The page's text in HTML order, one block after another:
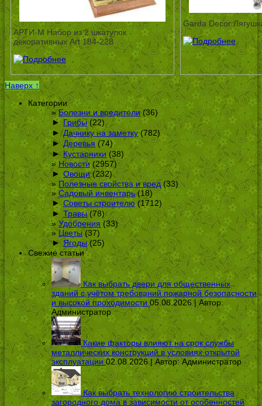
АРТИ-М Набор из 2 шкатулок
декоративных Art 184-228
Garda Decor
Наверх ↑
Категории
Болезни и вредители(36)
► Грибы(22)
► Дачнику на заметку(782)
► Деревья (74)
► Кустарники (38)
Новости(2957)
► Овощи(232)
Полезные свойства и вред(33)
Садовый инвентарь(18)
► Советы строителю(1712)
► Травы(78)
Удобрения(33)
Цветы(37)
► Ягоды(25)
Свежие статьи
Как выбрать двери для общественных
зданий с учётом требований пожарной безопасности
и высокой проходимости 05.08.2026 | Автор:
Администратор
Какие факторы влияют на срок службы
металлических конструкций в условиях открытой
эксплуатации 02.08.2026 | Автор:Администратор
Как выбрать технологию строительства
загородного дома в зависимости от особенностей